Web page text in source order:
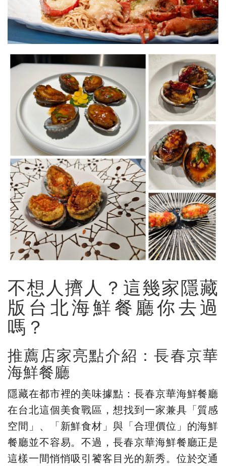
不想人擠人？這幾家隱藏
版台北海鮮餐廳你去過
嗎？
推薦店家亮點介紹：長春京華
海鮮餐廳
隱藏在都市裡的美味據點：長春京華海鮮餐廳
在台北這個美食戰區，想找到一家兼具「質感
空間」、「新鮮食材」與「合理價位」的海鮮
餐廳並不容易。不過，長春京華海鮮餐廳正是
這樣一間悄悄吸引饕客目光的新秀。位於交通